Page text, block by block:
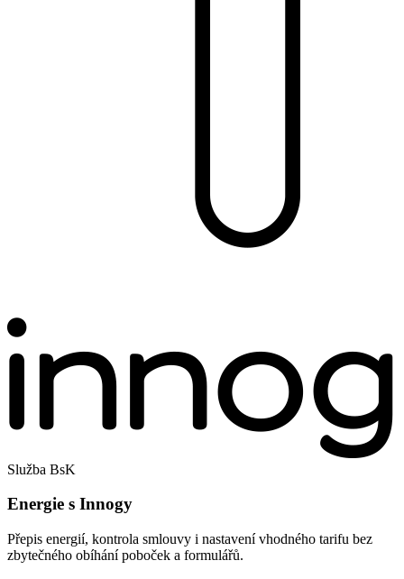
Služba BsK
Energie s Innogy
Přepis energií, kontrola smlouvy i nastavení vhodného tarifu bez
zbytečného obíhání poboček a formulářů.